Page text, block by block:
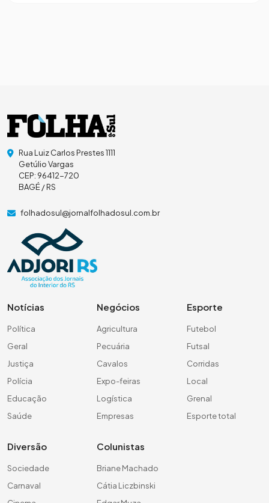
Rua Luiz Carlos Prestes 1111
Getúlio Vargas
CEP: 96412-720
BAGÉ / RS
folhadosul@jornalfolhadosul.com.br
Notícias
Política
Geral
Justiça
Polícia
Educação
Saúde
Negócios
Agricultura
Pecuária
Cavalos
Expo-feiras
Logística
Empresas
Esporte
Futebol
Futsal
Corridas
Local
Grenal
Esporte total
Diversão
Sociedade
Carnaval
Colunistas
Briane Machado
Cátia Liczbinski